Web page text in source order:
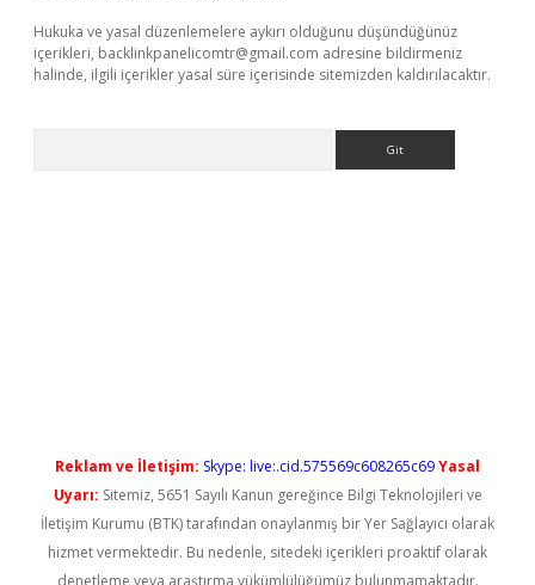
Hukuka ve yasal düzenlemelere aykırı olduğunu düşündüğünüz
içerikleri, backlinkpanelicomtr@gmail.com adresine bildirmeniz
halinde, ilgili içerikler yasal süre içerisinde sitemizden kaldırılacaktır.
Reklam ve İletişim: Skype: live:.cid.575569c608265c69Yasal
Uyarı: Sitemiz, 5651 Sayılı Kanun gereğince Bilgi Teknolojileri ve
İletişim Kurumu (BTK) tarafından onaylanmış bir Yer Sağlayıcı olarak
hizmet vermektedir. Bu nedenle, sitedeki içerikleri proaktif olarak
denetleme veya araştırma yükümlülüğümüz bulunmamaktadır.